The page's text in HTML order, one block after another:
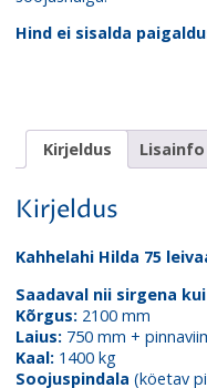
Hind ei sisalda
Kirjeldus Lisainfo
Kirjeldus
Kahhelahi Hilda 75
Saadaval nii sirgena
Kõrgus:2100 mm
Laius:750 mm +
Kaal:1400 kg
Soojuspindala (köetav